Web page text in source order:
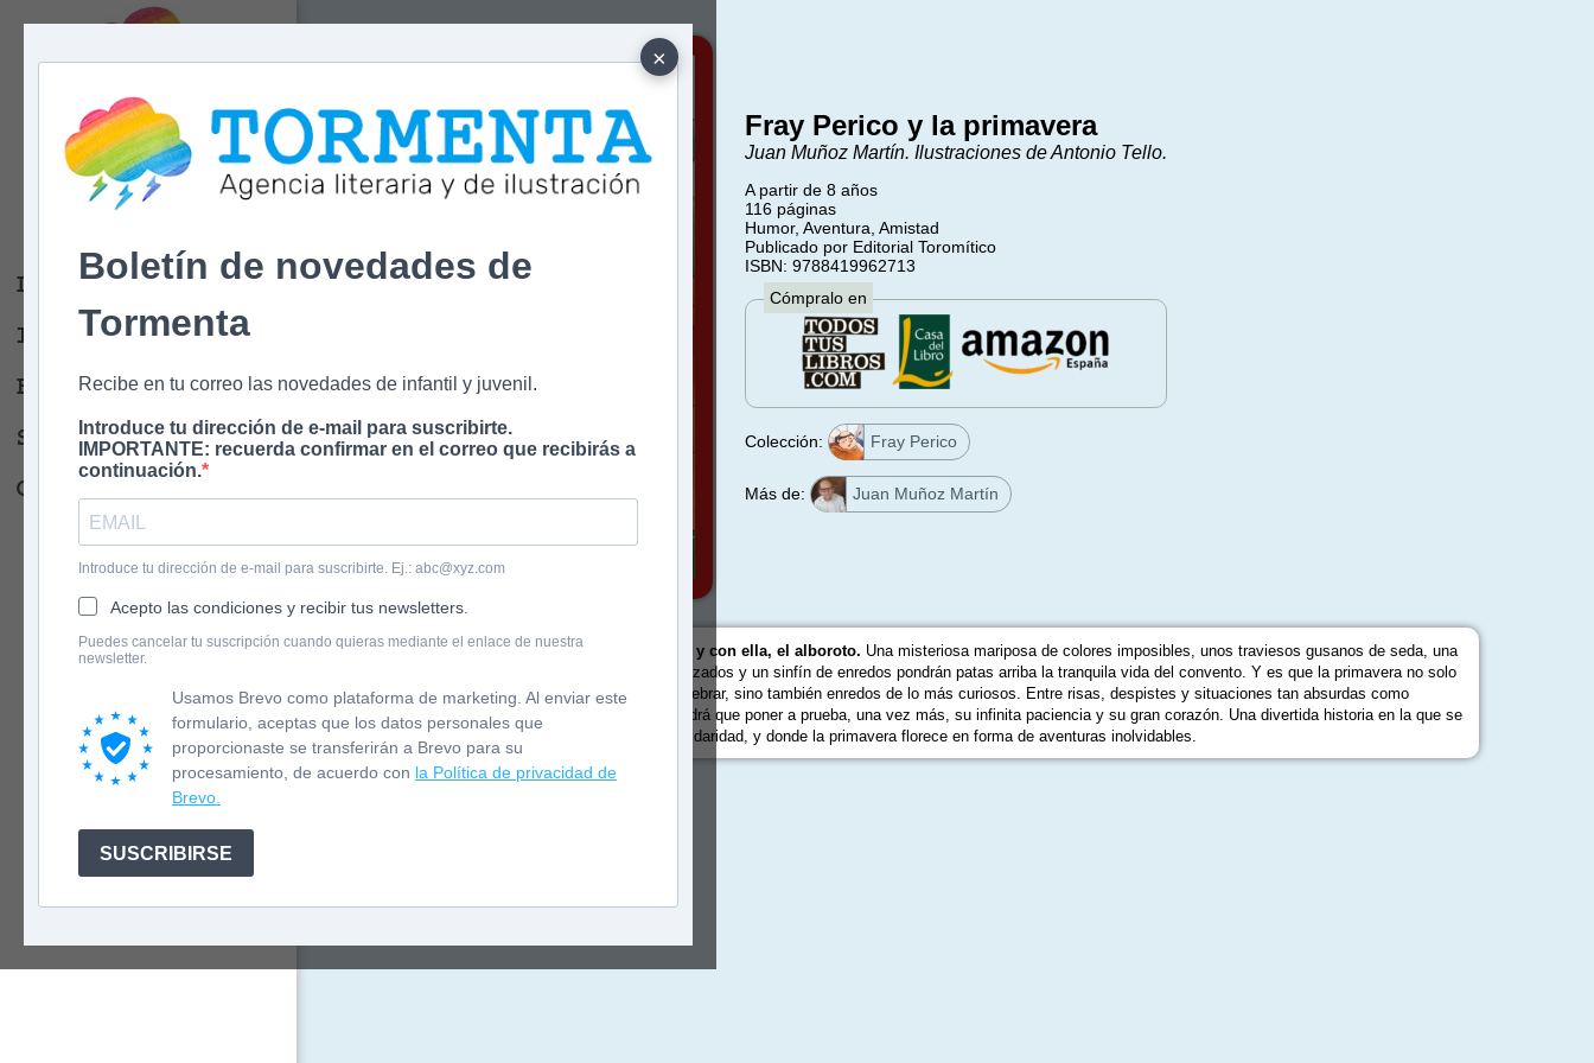
×
Boletín de novedades de
Tormenta
Recibe en tu correo las novedades de infantil y juvenil.
Introduce tu dirección de e-mail para suscribirte.
IMPORTANTE: recuerda confirmar en el correo que recibirás a
continuación.
Introduce tu dirección de e-mail para suscribirte. Ej.: abc@xyz.com
Acepto las condiciones y recibir tus newsletters.
Puedes cancelar tu suscripción cuando quieras mediante el enlace de nuestra
newsletter.
Usamos Brevo como plataforma de marketing. Al enviar este
formulario, aceptas que los datos personales que
proporcionaste se transferirán a Brevo para su
procesamiento, de acuerdo con la Política de privacidad de
Brevo.
SUSCRIBIRSE
Tormenta
Agencia literaria
Libros
Ilustradores
Escritores
Sobre nosotros
Contacto
English version
Newsletter
Fray Perico y la primavera
Juan Muñoz Martín. Ilustraciones de Antonio Tello.
A partir de 8 años
116 páginas
Humor, Aventura, Amistad
Publicado por Editorial Toromítico
ISBN: 9788419962713
Cómpralo en
Colección: Fray Perico
Más de: Juan Muñoz Martín
La primavera ha llegado al convento y con ella, el alboroto. Una misteriosa mariposa de colores imposibles, unos traviesos gusanos de seda, una
morera «prestada», tres ladrones disfrazados y un sinfín de enredos pondrán patas arriba la tranquila vida del convento. Y es que la primavera no solo
trae flores, buen tiempo y ganas de celebrar, sino también enredos de lo más curiosos. Entre risas, despistes y situaciones tan absurdas como
entrañables, el pacífico fray Perico tendrá que poner a prueba, una vez más, su infinita paciencia y su gran corazón. Una divertida historia en la que se
mezclan el humor, la inocencia y la solidaridad, y donde la primavera florece en forma de aventuras inolvidables.